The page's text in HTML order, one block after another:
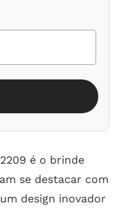
é o brinde
se destacar com
design inovador